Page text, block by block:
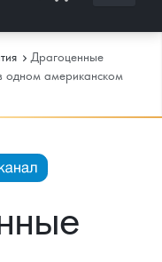
Драгоценные
одном американском